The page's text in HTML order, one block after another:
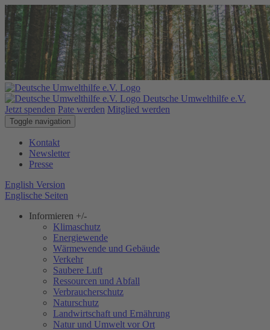
Deutsche Umwelthilfe e.V.
Jetzt spenden Pate werden Mitglied werden
Toggle navigation
Kontakt
Newsletter
Presse
English Version
Englische Seiten
Informieren +/-
Klimaschutz
Energiewende
Wärmewende und Gebäude
Verkehr
Saubere Luft
Ressourcen und Abfall
Verbraucherschutz
Naturschutz
Landwirtschaft und Ernährung
Natur und Umwelt vor Ort